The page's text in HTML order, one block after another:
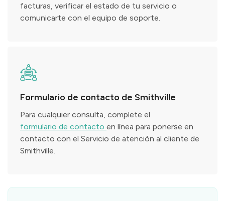
facturas, verificar el estado de tu servicio o
comunicarte con el equipo de soporte.
Formulario de contacto de Smithville
Para cualquier consulta, complete el
formulario de contacto en línea para ponerse en
contacto con el Servicio de atención al cliente de
Smithville.